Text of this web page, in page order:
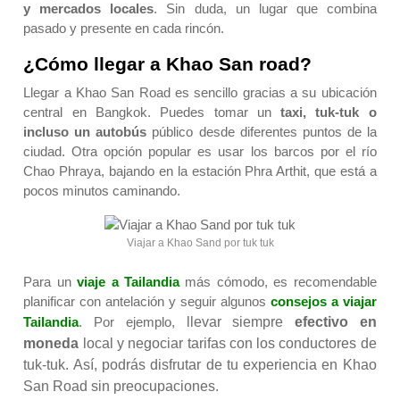
y mercados locales. Sin duda, un lugar que combina
pasado y presente en cada rincón.
¿Cómo llegar a Khao San road?
Llegar a Khao San Road es sencillo gracias a su ubicación
central en Bangkok. Puedes tomar untaxi, tuk-tuk
o
incluso un autobús público desde diferentes puntos de la
ciudad. Otra opción popular es usar los barcos por el río
Chao Phraya, bajando en la estación Phra Arthit, que está a
pocos minutos caminando.
Viajar a Khao Sand por tuk tuk
Para unviaje a Tailandiamás cómodo, es recomendable
planificar con antelación y seguir algunos consejos a viajar
Tailandia. Por ejemplo, llevar siempreefectivo en
moneda local y negociar tarifas con los conductores de
tuk-tuk. Así, podrás disfrutar de tu experiencia en Khao
San Road sin preocupaciones.